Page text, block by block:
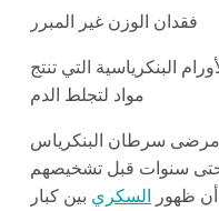
فقدان الوزن غير المبرر
البنكرياسية التي تنتج
مواد لتجلط الدم
مرضى سرطان البنكرياس
سنوات قبل تشخيصهم
ظهور السكري بين كبار